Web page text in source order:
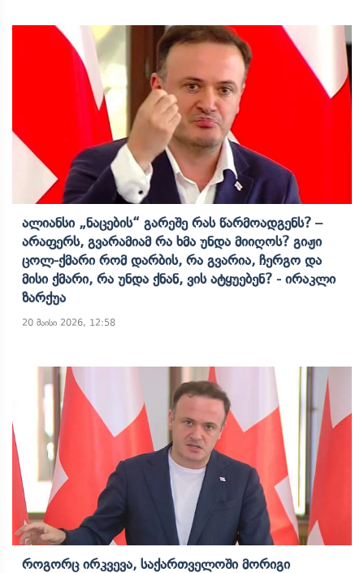
Ალიანსი „ნაცების“ Გარეშე Რას Წარმოადგენს? –
Არაფერს, Გვარამიამ Რა Ხმა Უნდა Მიიღოს? Გიჟი
Ცოლ-Ქმარი Რომ Დარბის, Რა Გვარია, Ჩერგო Და
Მისი Ქმარი, Რა Უნდა Ქნან, Ვის Ატყუებენ? - Ირაკლი
Ზარქუა
20 მაისი 2026, 12:58
Როგორც Ირკვევა, Საქართველოში Მორიგი